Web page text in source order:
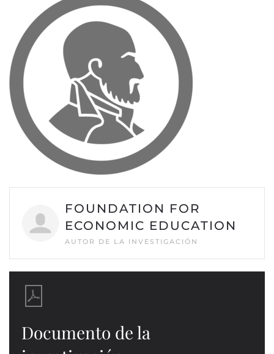
FOUNDATION FOR
ECONOMIC EDUCATION
AUTOR DE LA INVESTIGACIÓN
Documento de la